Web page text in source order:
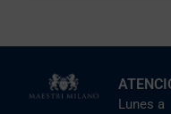
Lunes a